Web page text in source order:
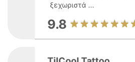
ξεχωριστά ...
9.8